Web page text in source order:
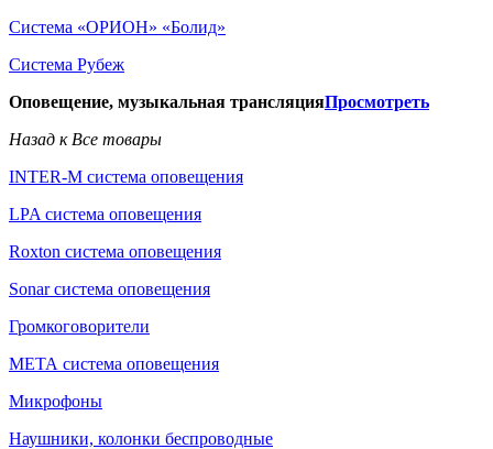
Система «ОРИОН» «Болид»
Система Рубеж
Оповещение, музыкальная трансляцияПросмотреть
Назад к Все товары
INTER-M система оповещения
LPA система оповещения
Roxton система оповещения
Sonar система оповещения
Громкоговорители
МЕТА система оповещения
Микрофоны
Наушники, колонки беспроводные